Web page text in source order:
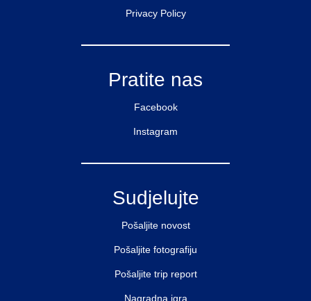
Privacy Policy
Pratite nas
Facebook
Instagram
Sudjelujte
Pošaljite novost
Pošaljite fotografiju
Pošaljite trip report
Nagradna igra